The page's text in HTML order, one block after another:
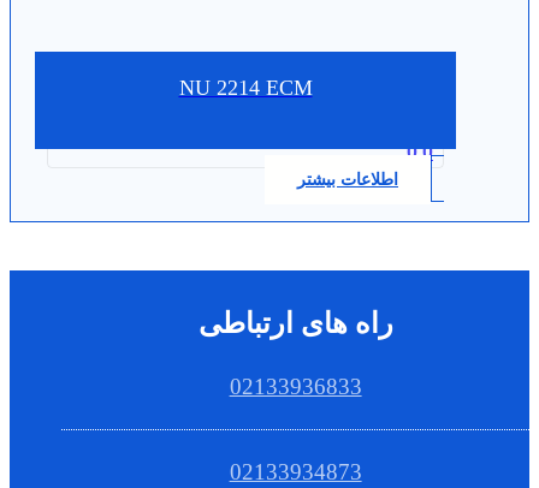
NU 2214 ECM
0.0
اطلاعات بیشتر
راه های ارتباطی
02133936833
02133934873